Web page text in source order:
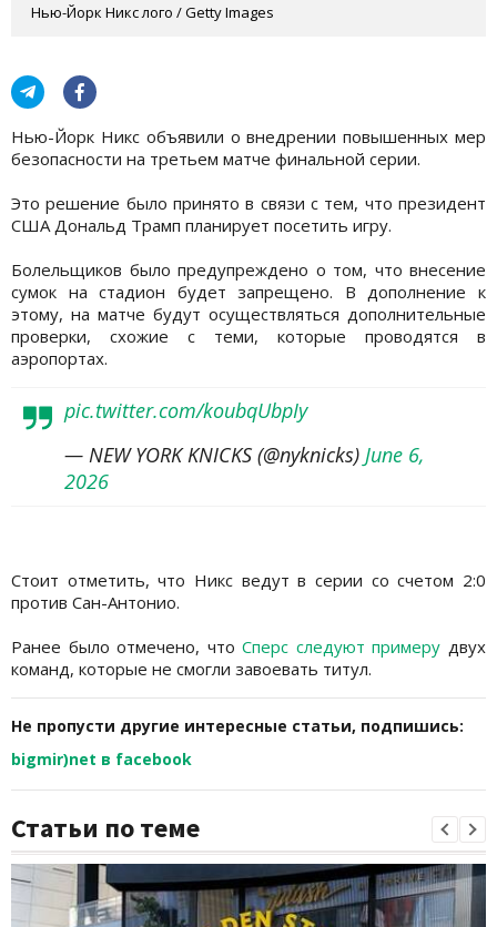
Нью-Йорк Никс лого / Getty Images
Нью-Йорк Никс объявили о внедрении повышенных мер
безопасности на третьем матче финальной серии.
Это решение было принято в связи с тем, что президент
США Дональд Трамп планирует посетить игру.
Болельщиков было предупреждено о том, что внесение
сумок на стадион будет запрещено. В дополнение к
этому, на матче будут осуществляться дополнительные
проверки, схожие с теми, которые проводятся в
аэропортах.
pic.twitter.com/koubqUbpIy
— NEW YORK KNICKS (@nyknicks) June 6,
2026
Стоит отметить, что Никс ведут в серии со счетом 2:0
против Сан-Антонио.
Ранее было отмечено, чтоСперс следуют примеру двух
команд, которые не смогли завоевать титул.
Не пропусти другие интересные статьи, подпишись:
bigmir)net в facebook
Статьи по теме